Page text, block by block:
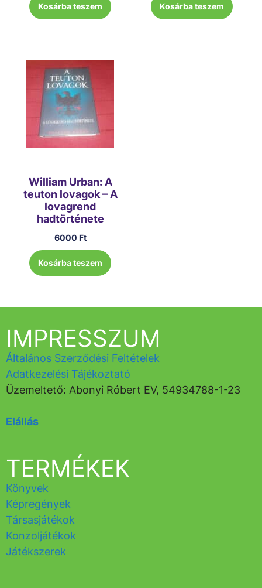
Kosárba teszem Kosárba teszem
William Urban: A
teuton lovagok – A
lovagrend
hadtörténete
6000 Ft
Kosárba teszem
TERMÉKEK
Könyvek
Képregények
Társasjátékok
Konzoljátékok
Játékszerek
IMPRESSZUM
Általános Szerződési Feltételek
Adatkezelési Tájékoztató
Üzemeltető: Abonyi Róbert EV, 54934788-1-23
Elállás